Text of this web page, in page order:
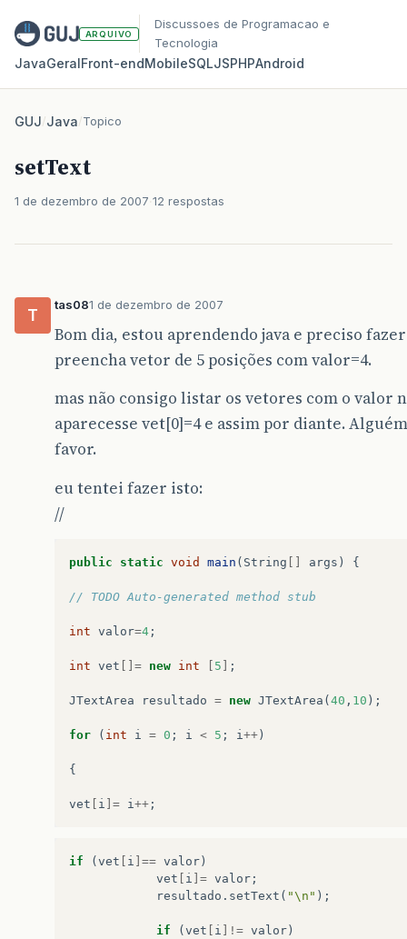
ARQUIVO
Discussoes de Programacao e
Tecnologia
JavaGeralFront‑endMobileSQLJSPHPAndroid
GUJ/Java/Topico
setText
1 de dezembro de 2007 12 respostas
T
tas081 de dezembro de 2007
Bom dia, estou aprendendo java e preciso
preencha vetor de 5 posições com valor=4.
mas não consigo listar os vetores com o valor
aparecesse vet[0]=4 e assim por diante.
favor.
eu tentei fazer isto:
//
public static void main ( String args ) {
// TODO Auto-generated method stub
int valor=4 ;
int vet []= new int 5 ;
JTextArea resultado = new JTextArea ( 40 , 10 );
for ( int i = 0 ; i < 5 ; i++ )
{
vet i ]= i++ ;
if ( vet i ]== valor )
vet
i ]= valor ;
resultado . setText ( "\n" );
if ( vet i ]!= valor )